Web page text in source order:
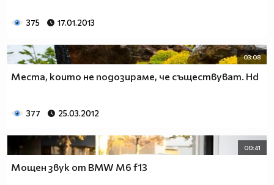
375 17.01.2013
03:08
Места, които не подозираме, че съществуват. Hd
377 25.03.2012
00:41
Мощен звук от BMW M6 f13